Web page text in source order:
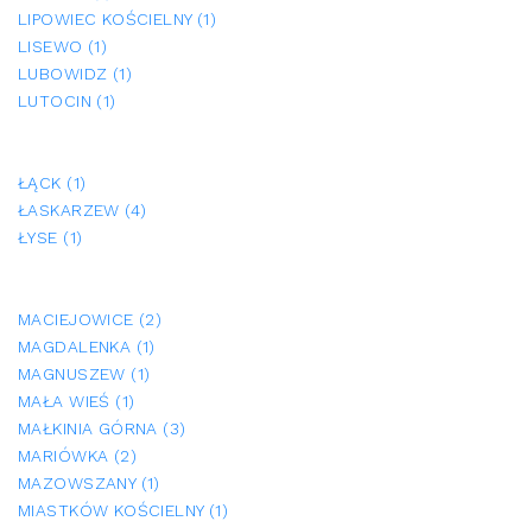
LIPOWIEC KOŚCIELNY (1)
LISEWO (1)
LUBOWIDZ (1)
LUTOCIN (1)
ŁĄCK (1)
ŁASKARZEW (4)
ŁYSE (1)
MACIEJOWICE (2)
MAGDALENKA (1)
MAGNUSZEW (1)
MAŁA WIEŚ (1)
MAŁKINIA GÓRNA (3)
MARIÓWKA (2)
MAZOWSZANY (1)
MIASTKÓW KOŚCIELNY (1)